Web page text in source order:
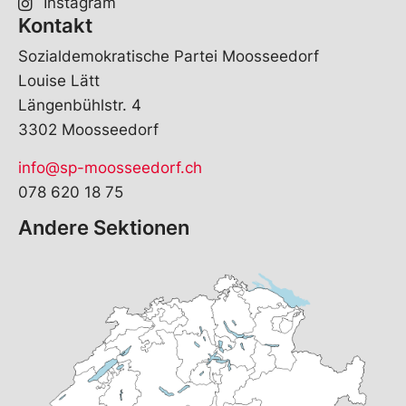
Kontakt
Sozialdemokratische Partei Moosseedorf
Louise Lätt
Längenbühlstr. 4
3302 Moosseedorf
info@sp-moosseedorf.ch
078 620 18 75
Andere Sektionen